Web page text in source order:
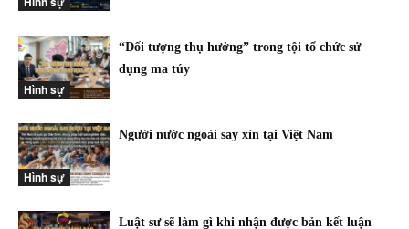
Hình sự
“Đối tượng thụ hưởng” trong tội tổ chức sử
dụng ma túy
Hình sự
Người nước ngoài say xỉn tại Việt Nam
Luật sư sẽ làm gì khi nhận được bản kết luận